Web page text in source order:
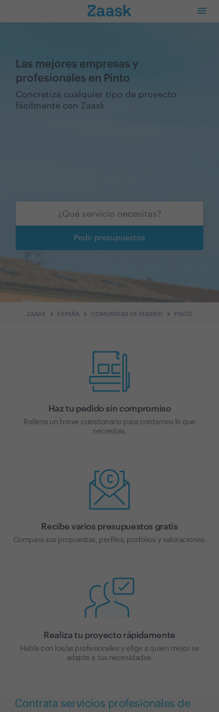
Las mejores empresas y
profesionales en Pinto
Concretiza cualquier tipo de proyecto
fácilmente con Zaask
Pedir presupuestos
ZAASK arrow_right ESPAÑAarrow_right COMUNIDAD DE MADRID arrow_right PINTO
Haz tu pedido sin compromiso
Rellena un breve cuestionario para contarnos lo que
necesitas.
Recibe varios presupuestos gratis
Compara sus propuestas, perfiles, porfolios y valoraciones.
Realiza tu proyecto rápidamente
Habla con los/as profesionales y elige a quien mejor se
adapte a tus necesidades.
Contrata servicios profesionales de